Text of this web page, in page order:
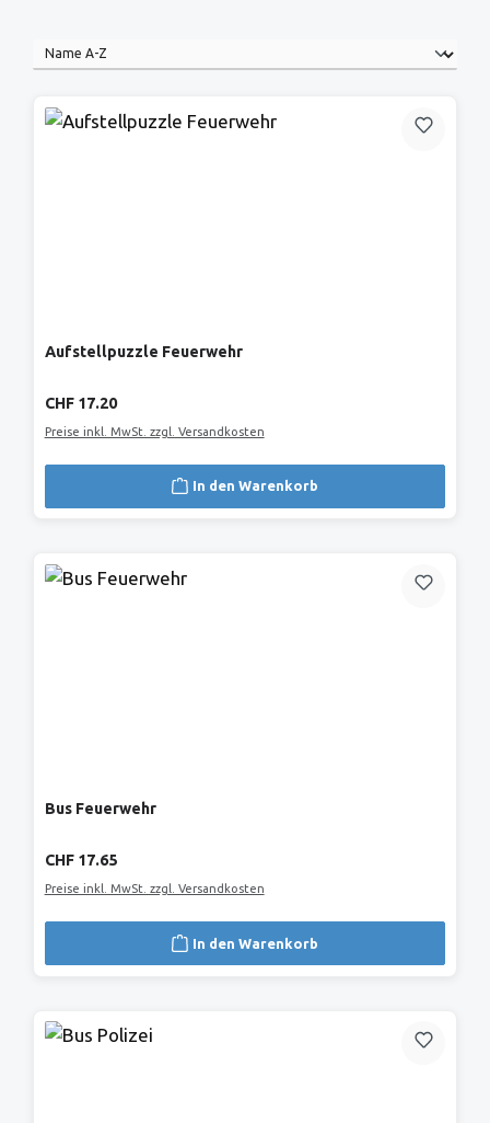
Aufstellpuzzle Feuerwehr
Regulärer Preis:
CHF 17.20
Preise inkl. MwSt. zzgl. Versandkosten
In den Warenkorb
Bus Feuerwehr
Regulärer Preis:
CHF 17.65
Preise inkl. MwSt. zzgl. Versandkosten
In den Warenkorb